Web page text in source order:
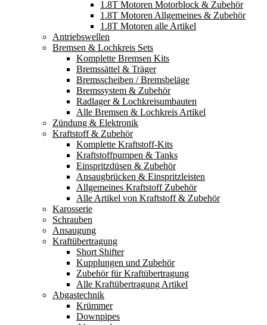
1.8T Motoren Motorblock & Zubehör
1.8T Motoren Allgemeines & Zubehör
1.8T Motoren alle Artikel
Antriebswellen
Bremsen & Lochkreis Sets
Komplette Bremsen Kits
Bremssättel & Träger
Bremsscheiben / Bremsbeläge
Bremssystem & Zubehör
Radlager & Lochkreisumbauten
Alle Bremsen & Lochkreis Artikel
Zündung & Elektronik
Kraftstoff & Zubehör
Komplette Kraftstoff-Kits
Kraftstoffpumpen & Tanks
Einspritzdüsen & Zubehör
Ansaugbrücken & Einspritzleisten
Allgemeines Kraftstoff Zubehör
Alle Artikel von Kraftstoff & Zubehör
Karosserie
Schrauben
Ansaugung
Kraftübertragung
Short Shifter
Kupplungen und Zubehör
Zubehör für Kraftübertragung
Alle Kraftübertragung Artikel
Abgastechnik
Krümmer
Downpipes